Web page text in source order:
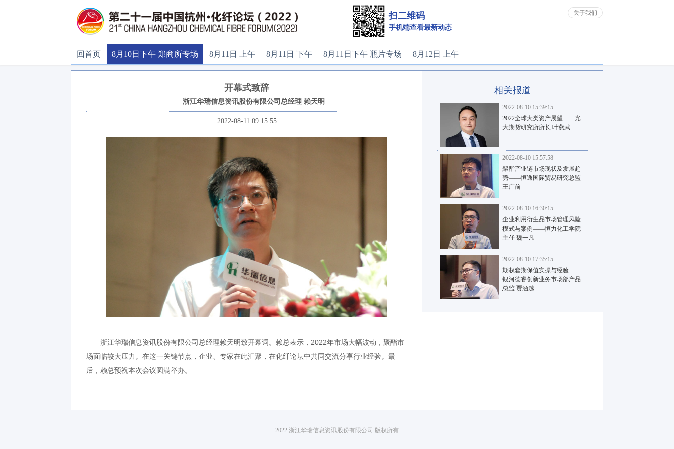
扫二维码
手机端查看最新动态
关于我们
回首页 8月10日下午 郑商所专场 8月11日 上午 8月11日 下午 8月11日下午 瓶片专场 8月12日 上午
开幕式致辞
——浙江华瑞信息资讯股份有限公司总经理 赖天明
2022-08-11 09:15:55
浙江华瑞信息资讯股份有限公司总经理赖天明致开幕词。赖总表示，2022年市场大幅波动，聚酯市
场面临较大压力。在这一关键节点，企业、专家在此汇聚，在化纤论坛中共同交流分享行业经验。最
后，赖总预祝本次会议圆满举办。
相关报道
2022-08-10 15:39:15
2022全球大类资产展望——光
大期货研究所所长 叶燕武
2022-08-10 15:57:58
聚酯产业链市场现状及发展趋
势——恒逸国际贸易研究总监
王广前
2022-08-10 16:30:15
企业利用衍生品市场管理风险
模式与案例——恒力化工学院
主任 魏一凡
2022-08-10 17:35:15
期权套期保值实操与经验——
银河德睿创新业务市场部产品
总监 贾涵越
2022 浙江华瑞信息资讯股份有限公司 版权所有